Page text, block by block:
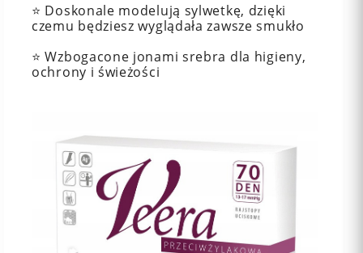
⭐️ Doskonale modelują sylwetkę, dzięki
czemu będziesz wyglądała zawsze smukło
⭐️ Wzbogacone jonami srebra dla higieny,
ochrony i świeżości